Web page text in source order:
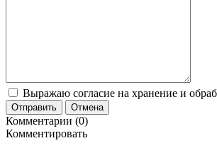
Выражаю согласие на хранение и
Отправить Отмена
Комментарии (0)
Комментировать